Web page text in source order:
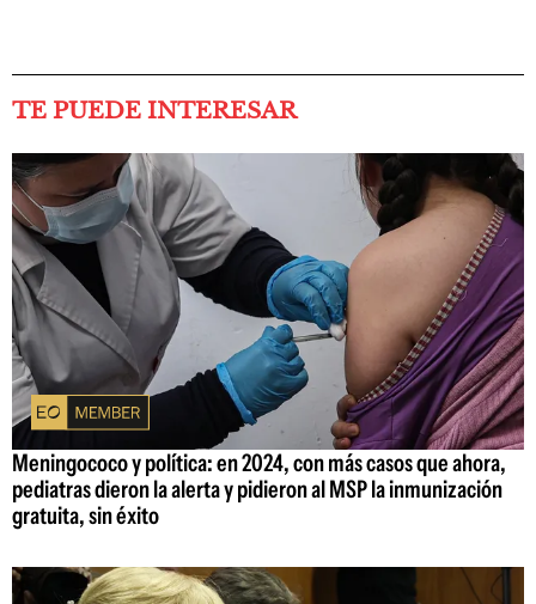
TE PUEDE INTERESAR
Meningococo y política: en 2024, con más casos que ahora,
pediatras dieron la alerta y pidieron al MSP la inmunización
gratuita, sin éxito